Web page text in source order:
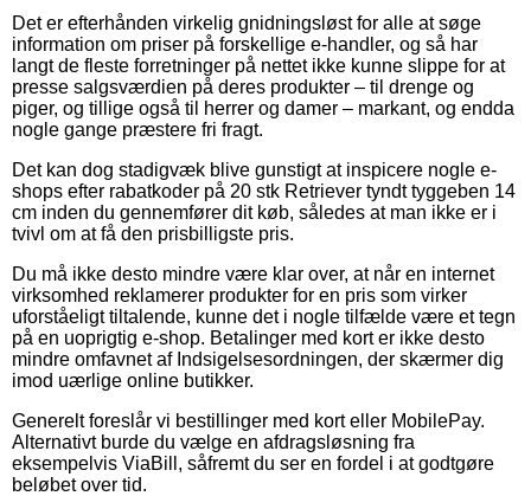
Det er efterhånden virkelig gnidningsløst for alle at søge
information om priser på forskellige e-handler, og så har
langt de fleste forretninger på nettet ikke kunne slippe for at
presse salgsværdien på deres produkter – til drenge og
piger, og tillige også til herrer og damer – markant, og endda
nogle gange præstere fri fragt.
Det kan dog stadigvæk blive gunstigt at inspicere nogle e-
shops efter rabatkoder på 20 stk Retriever tyndt tyggeben 14
cm inden du gennemfører dit køb, således at man ikke er i
tvivl om at få den prisbilligste pris.
Du må ikke desto mindre være klar over, at når en internet
virksomhed reklamerer produkter for en pris som virker
uforståeligt tiltalende, kunne det i nogle tilfælde være et tegn
på en uoprigtig e-shop. Betalinger med kort er ikke desto
mindre omfavnet af Indsigelsesordningen, der skærmer dig
imod uærlige online butikker.
Generelt foreslår vi bestillinger med kort eller MobilePay.
Alternativt burde du vælge en afdragsløsning fra
eksempelvis ViaBill, såfremt du ser en fordel i at godtgøre
beløbet over tid.